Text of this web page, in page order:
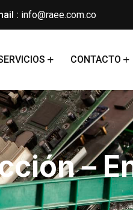
: info@raee.com.co
CONTACTO
–